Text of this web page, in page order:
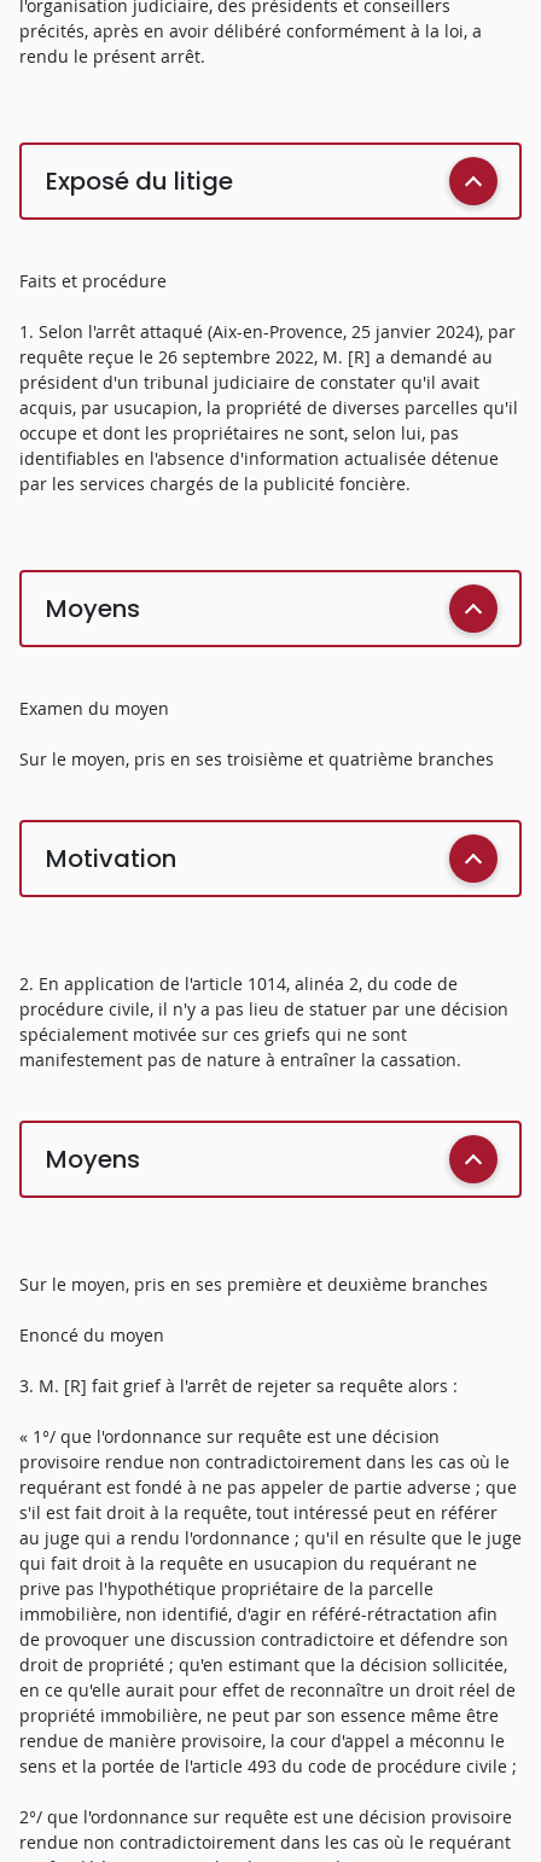
l'organisation judiciaire, des présidents et conseillers
précités, après en avoir délibéré conformément à la loi, a
rendu le présent arrêt.
Exposé du litige
Faits et procédure
1. Selon l'arrêt attaqué (Aix-en-Provence, 25 janvier 2024), par
requête reçue le 26 septembre 2022, M. [R] a demandé au
président d'un tribunal judiciaire de constater qu'il avait
acquis, par usucapion, la propriété de diverses parcelles qu'il
occupe et dont les propriétaires ne sont, selon lui, pas
identifiables en l'absence d'information actualisée détenue
par les services chargés de la publicité foncière.
Moyens
Examen du moyen
Sur le moyen, pris en ses troisième et quatrième branches
Motivation
2. En application de l'article 1014, alinéa 2, du code de
procédure civile, il n'y a pas lieu de statuer par une décision
spécialement motivée sur ces griefs qui ne sont
manifestement pas de nature à entraîner la cassation.
Moyens
Sur le moyen, pris en ses première et deuxième branches
Enoncé du moyen
3. M. [R] fait grief à l'arrêt de rejeter sa requête alors :
« 1°/ que l'ordonnance sur requête est une décision
provisoire rendue non contradictoirement dans les cas où le
requérant est fondé à ne pas appeler de partie adverse ; que
s'il est fait droit à la requête, tout intéressé peut en référer
au juge qui a rendu l'ordonnance ; qu'il en résulte que le juge
qui fait droit à la requête en usucapion du requérant ne
prive pas l'hypothétique propriétaire de la parcelle
immobilière, non identifié, d'agir en référé-rétractation afin
de provoquer une discussion contradictoire et défendre son
droit de propriété ; qu'en estimant que la décision sollicitée,
en ce qu'elle aurait pour effet de reconnaître un droit réel de
propriété immobilière, ne peut par son essence même être
rendue de manière provisoire, la cour d'appel a méconnu le
sens et la portée de l'article 493 du code de procédure civile ;
2°/ que l'ordonnance sur requête est une décision provisoire
rendue non contradictoirement dans les cas où le requérant